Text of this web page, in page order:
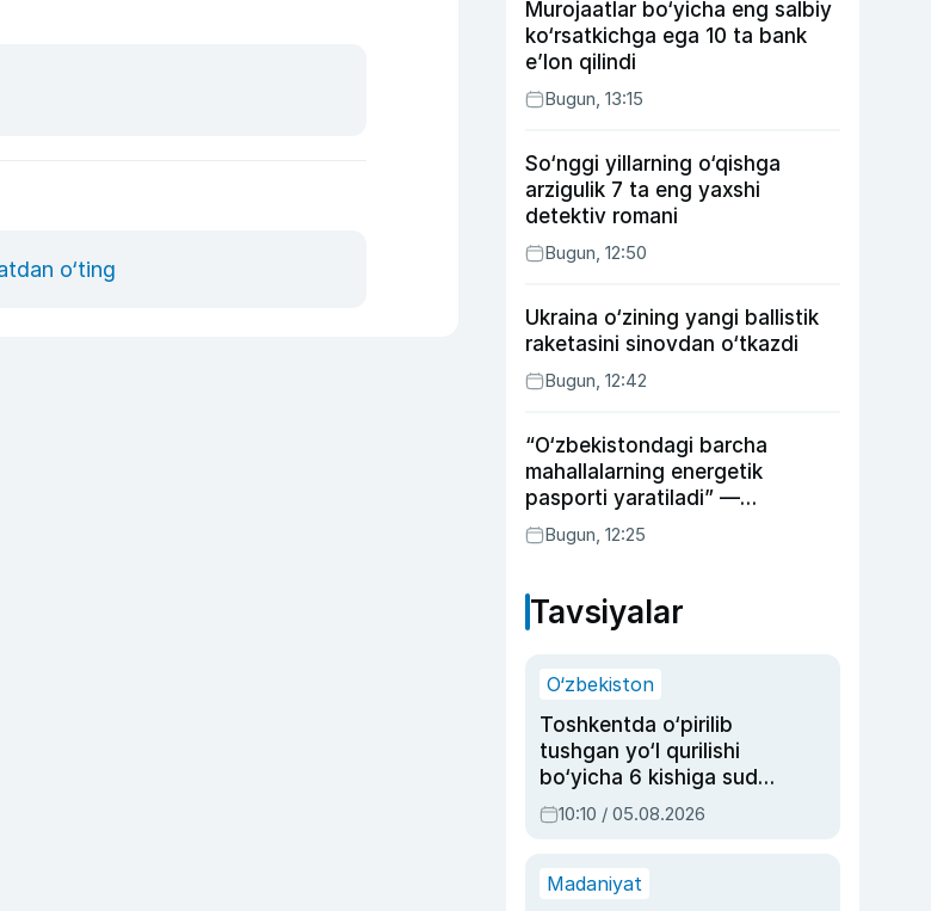
o‘ting
Murojaatlar bo‘yicha eng salbiy
ko‘rsatkichga ega 10 ta bank
e’lon qilindi
Bugun, 13:15
So‘nggi yillarning o‘qishga
arzigulik 7 ta eng yaxshi
detektiv romani
Bugun, 12:50
Ukraina o‘zining yangi ballistik
raketasini sinovdan o‘tkazdi
Bugun, 12:42
“O‘zbekistondagi barcha
mahallalarning energetik
pasporti yaratiladi” —
energetika vaziri
Bugun, 12:25
Tavsiyalar
O‘zbekiston
Toshkentda o‘pirilib
tushgan yo‘l qurilishi
bo‘yicha 6 kishiga sud
hukmi o‘qildi
10:10 / 05.08.2026
Madaniyat